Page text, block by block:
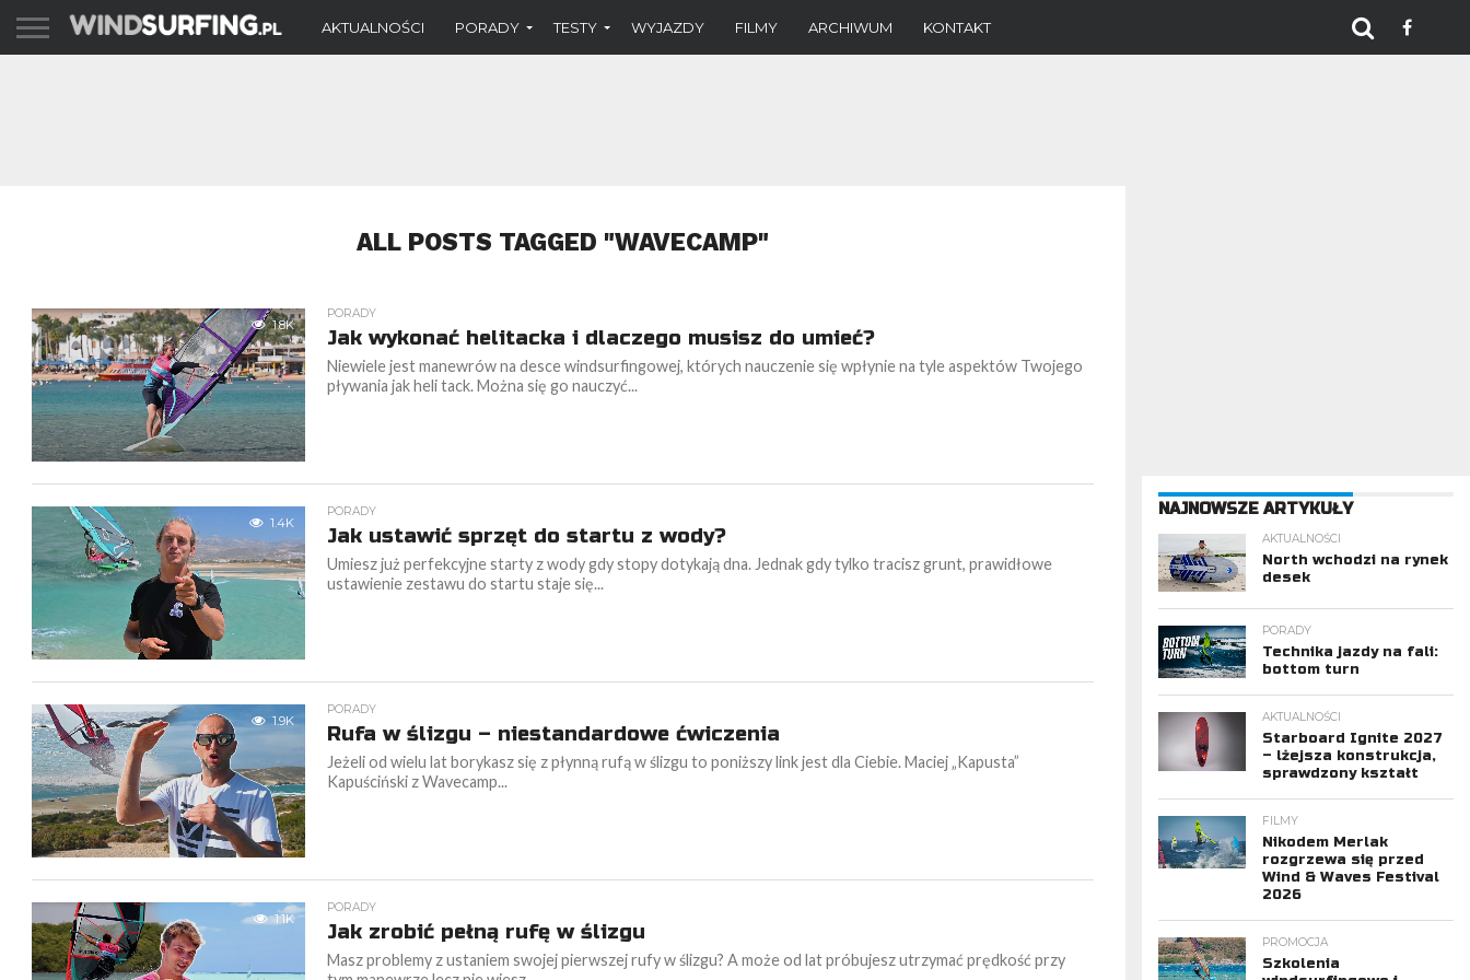
AKTUALNOŚCI PORADY TESTY WYJAZDY FILMY ARCHIWUM KONTAKT
ALL POSTS TAGGED "WAVECAMP"
1.8K
PORADY
Jak wykonać helitacka i dlaczego musisz do umieć?
Niewiele jest manewrów na desce windsurfingowej, których nauczenie się wpłynie na tyle aspektów Twojego
pływania jak heli tack. Można się go nauczyć...
1.4K
PORADY
Jak ustawić sprzęt do startu z wody?
Umiesz już perfekcyjne starty z wody gdy stopy dotykają dna. Jednak gdy tylko tracisz grunt, prawidłowe
ustawienie zestawu do startu staje się...
1.9K
PORADY
Rufa w ślizgu – niestandardowe ćwiczenia
Jeżeli od wielu lat borykasz się z płynną rufą w ślizgu to poniższy link jest dla Ciebie. Maciej „Kapusta”
Kapuściński z Wavecamp...
1.1K
PORADY
Jak zrobić pełną rufę w ślizgu
Masz problemy z ustaniem swojej pierwszej rufy w ślizgu? A może od lat próbujesz utrzymać prędkość przy
NAJNOWSZE ARTYKUŁY
AKTUALNOŚCI
North wchodzi na rynek
desek
PORADY
Technika jazdy na fali:
bottom turn
AKTUALNOŚCI
Starboard Ignite 2027
– lżejsza konstrukcja,
sprawdzony kształt
FILMY
Nikodem Merlak
rozgrzewa się przed
Wind & Waves Festival
2026
PROMOCJA
Szkolenia